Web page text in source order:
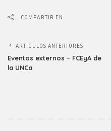
COMPARTIR EN
ARTICULOS ANTERIORES
Eventos externos – FCEyA de
la UNCa